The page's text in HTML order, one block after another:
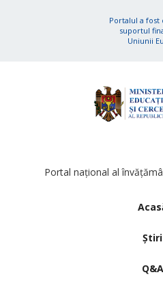
Portalul a fost
suportul
Uniunii
Portal național al
Știri
Q&A